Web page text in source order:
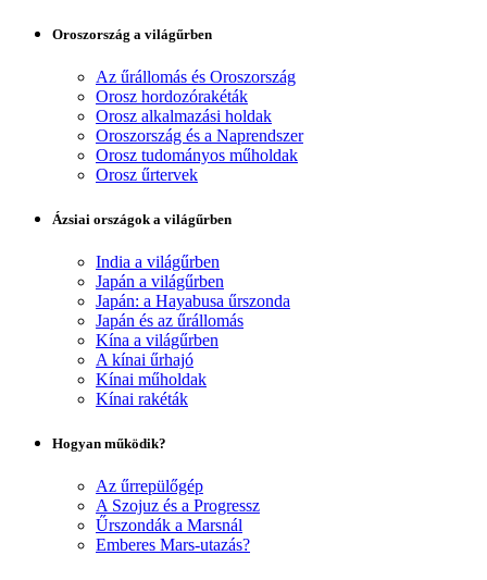
Oroszország a világűrben
Az űrállomás és Oroszország
Orosz hordozórakéták
Orosz alkalmazási holdak
Oroszország és a Naprendszer
Orosz tudományos műholdak
Orosz űrtervek
Ázsiai országok a világűrben
India a világűrben
Japán a világűrben
Japán: a Hayabusa űrszonda
Japán és az űrállomás
Kína a világűrben
A kínai űrhajó
Kínai műholdak
Kínai rakéták
Hogyan működik?
Az űrrepülőgép
A Szojuz és a Progressz
Űrszondák a Marsnál
Emberes Mars-utazás?